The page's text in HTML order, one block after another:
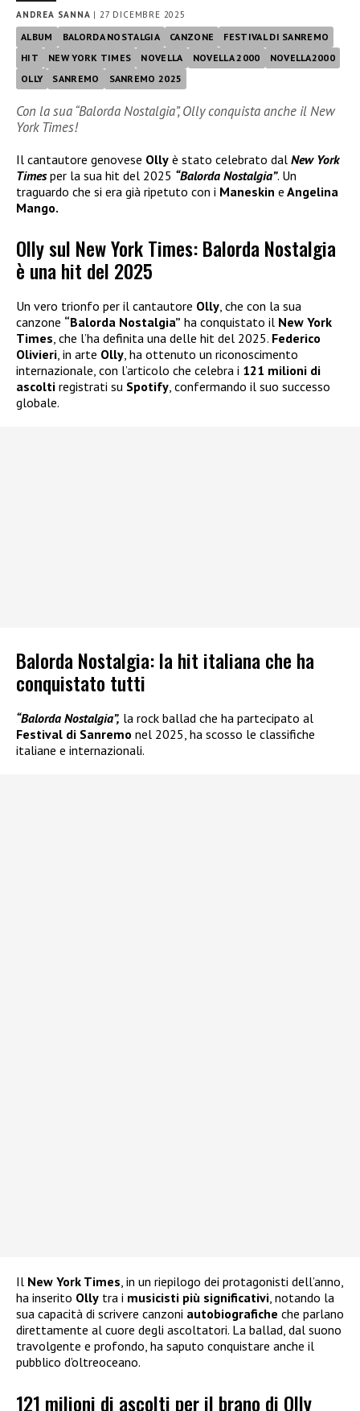
ANDREA SANNA |27 DICEMBRE 2025
ALBUM BALORDA NOSTALGIA CANZONE
FESTIVAL DI SANREMO
HIT
NEW YORK TIMES NOVELLA NOVELLA 2000
NOVELLA2000
OLLY
SANREMO SANREMO 2025
Con la sua “Balorda Nostalgia”, Olly conquista anche il New
York Times!
Il cantautore genovese Olly è stato celebrato dal New York
Timesper la sua hit del 2025 “Balorda Nostalgia”. Un
traguardo che si era già ripetuto con i Maneskin e Angelina
Mango.
Olly sul New York Times: Balorda Nostalgia
è una hit del 2025
Un vero trionfo per il cantautore Olly, che con la sua
canzone “Balorda Nostalgia” ha conquistato il New York
Times, che l’ha definita una delle hit del 2025. Federico
Olivieri, in arte Olly, ha ottenuto un riconoscimento
internazionale, con l’articolo che celebra i 121 milioni di
ascolti registrati su Spotify, confermando il suo successo
globale.
Balorda Nostalgia: la hit italiana che ha
conquistato tutti
“Balorda Nostalgia”, la rock ballad che ha partecipato al
Festival di Sanremo nel 2025, ha scosso le classifiche
italiane e internazionali.
Il New York Times, in un riepilogo dei protagonisti dell’anno,
ha inserito Olly tra i musicisti più significativi, notando la
sua capacità di scrivere canzoni autobiografiche che parlano
direttamente al cuore degli ascoltatori. La ballad, dal suono
travolgente e profondo, ha saputo conquistare anche il
pubblico d’oltreoceano.
121 milioni di ascolti per il brano di Olly